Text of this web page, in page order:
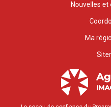
Nouvelles
Ma